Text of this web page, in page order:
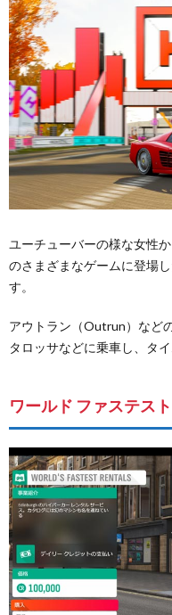
ユーチューバーの様な女性
のさまざまなゲームに登場
す。
アウトラン（Outrun）など
タロッサなどに乗車し、タイ
ワールド ファステス